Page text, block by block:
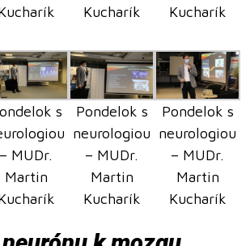
Kucharík
Kucharík
s
– MUDr.
Martin
Pondelok s
neurologiou
– MUDr.
Martin
Kucharík
Pondelok s
neurologiou
– MUDr.
Martin
Kucharík